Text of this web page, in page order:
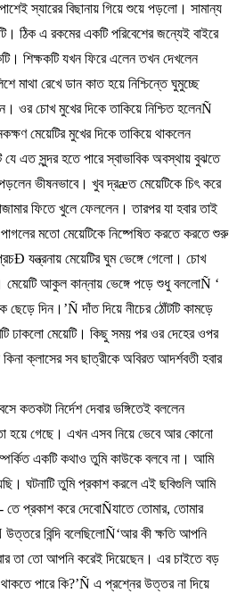
পাশেই স্যারের বিছানায় গিয়ে শুয়ে পড়লো। সামান্য
ঠিক এ রকমের একটি পরিবেশের জন্যেই বাইরে
শিক্ষকটি যখন ফিরে এলেন তখন দেখলেন
মাথা রেখে ডান কাত হয়ে নিশ্চিন্তে ঘুমুচ্ছে
ওর চোখ মুখের দিকে তাকিয়ে নিশ্চিত হলেনÑ
মেয়েটির মুখের দিকে তাকিয়ে থাকলেন
যে এত সুন্দর হতে পারে স্বাভাবিক অবস্থায় বুঝতে
ভীষনভাবে। খুব দ্রæত মেয়েটিকে চিৎ করে
ফিতে খুলে ফেললেন। তারপর যা হবার তাই
পাগলের মতো মেয়েটিকে নিষ্পেষিত করতে করতে শুরু
Ð যন্ত্রনায় মেয়েটির ঘুম ভেঙ্গে গেলো। চোখ
মেয়েটি আকুল কান্নায় ভেঙ্গে পড়ে শুধু বললোÑ ‘
ছেড়ে দিন। ’Ñদাঁত দিয়ে নীচের ঠোঁটটি কামড়ে
ঢাকলো মেয়েটি। কিছু সময় পর ওর দেহের ওপর
কিনা ক্লাসের সব ছাত্রীকে অবিরত আদর্শবতী হবার
বসে কতকটা নির্দেশ দেবার ভঙ্গিতেই বললেন
হয়ে গেছে। এখন এসব নিয়ে ভেবে আর কোনো
একটি কথাও তুমি কাউকে বলবে না। আমি
ঘটনাটি তুমি প্রকাশ করলে এই ছবিগুলি আমি
- তে প্রকাশ করে দেবোÑযাতে তোমার, তোমার
উত্তরে বিন্দি বলেছিলোÑ‘আর কী ক্ষতি আপনি
তা তো আপনি করেই দিয়েছেন। এর চাইতে বড়
থাকতে পারে কি?’Ñ এ প্রশ্নের উত্তর না দিয়ে